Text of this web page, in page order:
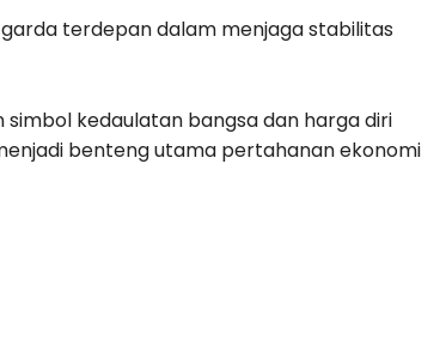
terdepan dalam menjaga stabilitas
kedaulatan bangsa dan harga diri
benteng utama pertahanan ekonomi